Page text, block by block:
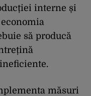
interne și
să producă
măsuri